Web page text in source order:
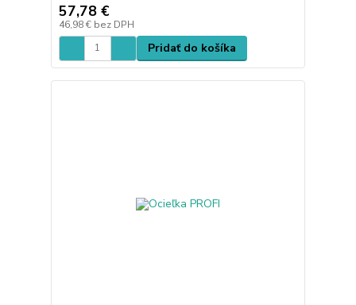
57,78 €
46,98 € bez DPH
Pridať do košíka